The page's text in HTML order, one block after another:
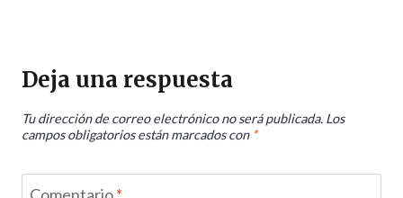
Deja una respuesta
Tu dirección de correo electrónico no será publicada. Los
campos obligatorios están marcados con *